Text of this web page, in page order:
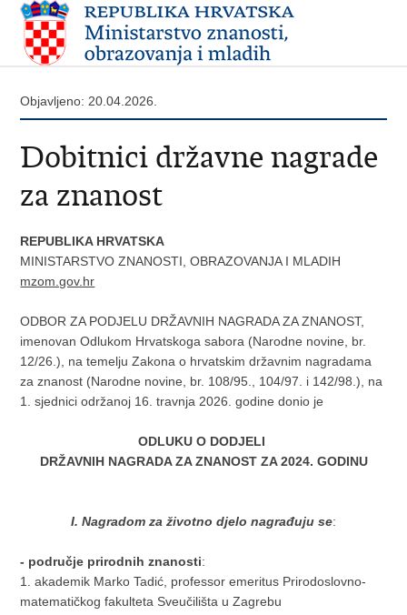
Objavljeno: 20.04.2026.
Dobitnici državne nagrade
za znanost
REPUBLIKA HRVATSKA
MINISTARSTVO ZNANOSTI, OBRAZOVANJA I MLADIH
mzom.gov.hr
ODBOR ZA PODJELU DRŽAVNIH NAGRADA ZA ZNANOST,
imenovan Odlukom Hrvatskoga sabora (Narodne novine, br.
12/26.), na temelju Zakona o hrvatskim državnim nagradama
za znanost (Narodne novine, br. 108/95., 104/97. i 142/98.), na
1. sjednici održanoj 16. travnja 2026. godine donio je
ODLUKU O DODJELI
DRŽAVNIH NAGRADA ZA ZNANOST ZA 2024. GODINU
I. Nagradom za životno djelo nagrađuju se:
- područje prirodnih znanosti:
1. akademik Marko Tadić, professor emeritus Prirodoslovno-
matematičkog fakulteta Sveučilišta u Zagrebu